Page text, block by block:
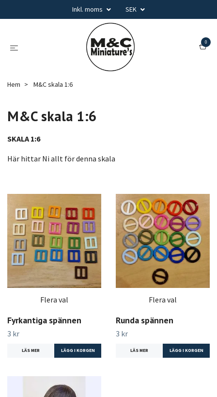
Inkl. moms SEK
0
Hem M&C skala 1:6
M&C skala 1:6
SKALA 1:6
Här hittar Ni allt för denna skala
Flera val
Fyrkantiga spännen
3 kr
LÄS MER LÄGG I KORGEN
Flera val
Runda spännen
3 kr
LÄS MER LÄGG I KORGEN